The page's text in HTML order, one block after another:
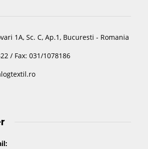
1A, Sc. C, Ap.1, Bucuresti - Romania
/ Fax: 031/1078186